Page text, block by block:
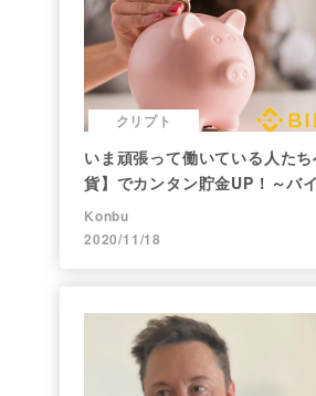
クリプト
いま頑張って働いている人た
貨】でカンタン貯金UP！～バ
い方初心者編～
Konbu
2020/11/18